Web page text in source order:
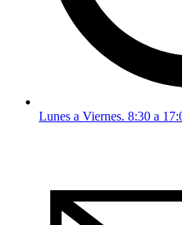
Lunes a Viernes. 8:30 a